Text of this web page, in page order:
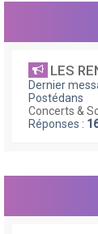
LES
Dernier
Postédans
Concerts &
Réponses :